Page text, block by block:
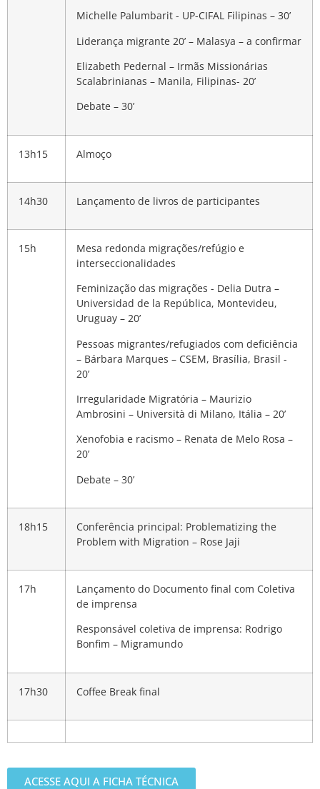
Michelle Palumbarit - UP-CIFAL Filipinas – 30’
Liderança migrante 20’ – Malasya – a confirmar
Elizabeth Pedernal – Irmãs Missionárias
Scalabrinianas – Manila, Filipinas- 20’
Debate – 30’
13h15 Almoço
14h30 Lançamento de livros de participantes
15h
Mesa redonda migrações/refúgio e
interseccionalidades
Feminização das migrações - Delia Dutra –
Universidad de la República, Montevideu,
Uruguay – 20’
Pessoas migrantes/refugiados com deficiência
– Bárbara Marques – CSEM, Brasília, Brasil -
20’
Irregularidade Migratória – Maurizio
Ambrosini – Università di Milano, Itália – 20’
Xenofobia e racismo – Renata de Melo Rosa –
20’
Debate – 30’
18h15
Conferência principal: Problematizing the
Problem with Migration – Rose Jaji
17h
Lançamento do Documento final com Coletiva
de imprensa
Responsável coletiva de imprensa: Rodrigo
Bonfim – Migramundo
17h30 Coffee Break final
ACESSE AQUI A FICHA TÉCNICA